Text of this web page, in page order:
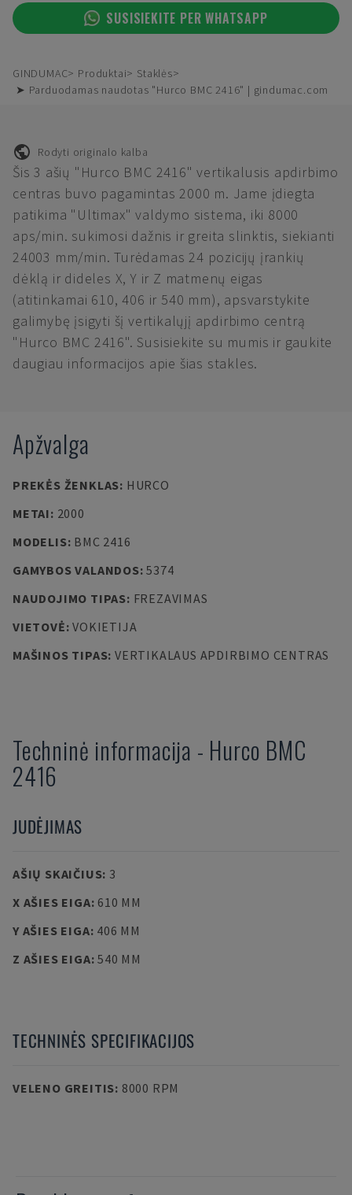
SUSISIEKITE PER WHATSAPP
GINDUMAC Produktai
Staklės
➤ Parduodamas naudotas "Hurco BMC 2416" | gindumac.com
Rodyti originalo kalba
Šis 3 ašių "Hurco BMC 2416" vertikalusis apdirbimo
centras buvo pagamintas 2000 m. Jame įdiegta
patikima "Ultimax" valdymo sistema, iki 8000
aps/min. sukimosi dažnis ir greita slinktis, siekianti
24003 mm/min. Turėdamas 24 pozicijų įrankių
dėklą ir dideles X, Y ir Z matmenų eigas
(atitinkamai 610, 406 ir 540 mm), apsvarstykite
galimybę įsigyti šį vertikalųjį apdirbimo centrą
"Hurco BMC 2416". Susisiekite su mumis ir gaukite
daugiau informacijos apie šias stakles.
Apžvalga
PREKĖS ŽENKLAS: HURCO
METAI: 2000
MODELIS: BMC 2416
GAMYBOS VALANDOS:5374
NAUDOJIMO TIPAS: FREZAVIMAS
VIETOVĖ:VOKIETIJA
MAŠINOS TIPAS: VERTIKALAUS APDIRBIMO CENTRAS
Techninė informacija - Hurco BMC
2416
JUDĖJIMAS
AŠIŲ SKAIČIUS: 3
X AŠIES EIGA: 610 MM
Y AŠIES EIGA: 406 MM
Z AŠIES EIGA:540 MM
TECHNINĖS SPECIFIKACIJOS
VELENO GREITIS: 8000 RPM